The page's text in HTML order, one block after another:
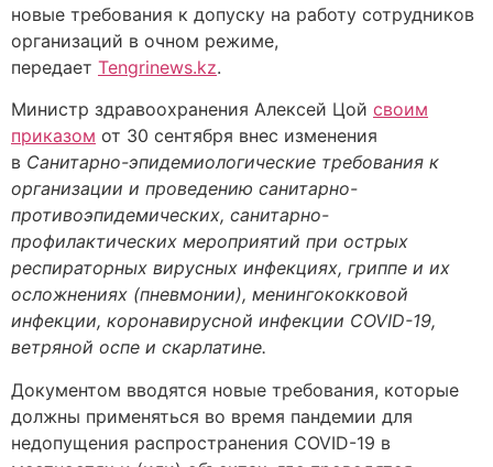
новые требования к допуску на работу сотрудников
организаций в очном режиме,
передает Tengrinews.kz.
Министр здравоохранения Алексей Цой своим
приказом от 30 сентября внес изменения
в Санитарно-эпидемиологические требования к
организации и проведению санитарно-
противоэпидемических, санитарно-
профилактических мероприятий при острых
респираторных вирусных инфекциях, гриппе и их
осложнениях (пневмонии), менингококковой
инфекции, коронавирусной инфекции COVID-19,
ветряной оспе и скарлатине.
Документом вводятся новые требования, которые
должны применяться во время пандемии для
недопущения распространения COVID-19 в